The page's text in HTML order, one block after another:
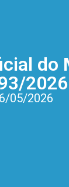
do
2026
05/2026